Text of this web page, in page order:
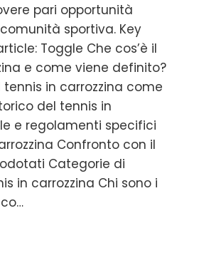
pari opportunità
sportiva. Key
Toggle Che cos’è il
e come viene definito?
in carrozzina come
del tennis in
e regolamenti specifici
Confronto con il
Categorie di
in carrozzina Chi sono i